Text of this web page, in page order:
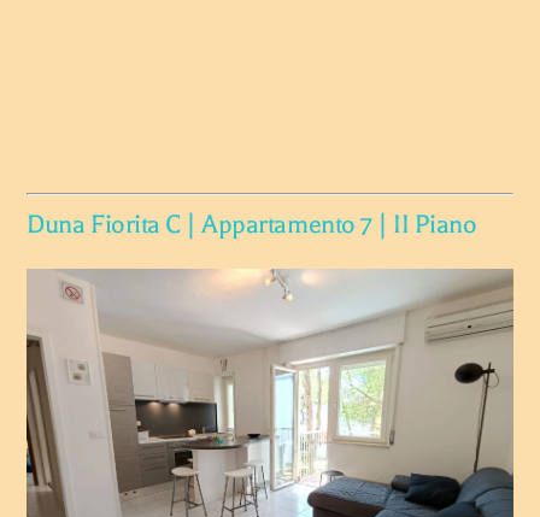
Duna Fiorita C | Appartamento 7 | II Piano